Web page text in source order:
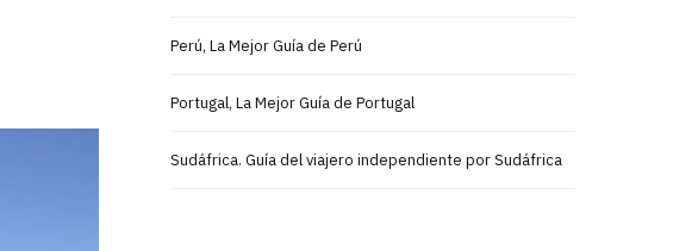
Perú, La Mejor Guía de Perú
Portugal, La Mejor Guía de Portugal
Sudáfrica. Guía del viajero independiente por Sudáfrica